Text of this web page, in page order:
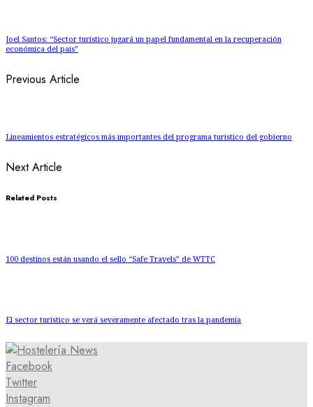
Joel Santos: “Sector turístico jugará un papel fundamental en la recuperación
económica del país”
Previous Article
Lineamientos estratégicos más importantes del programa turístico del gobierno
Next Article
Related Posts
100 destinos están usando el sello “Safe Travels” de WTTC
El sector turístico se verá severamente afectado tras la pandemia
Facebook
Twitter
Instagram